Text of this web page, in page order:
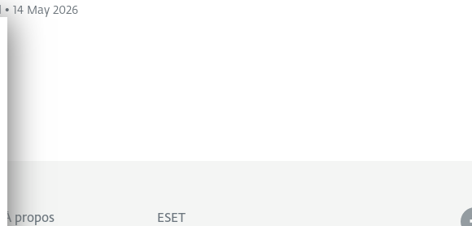
• 14 May 2026
À propos ESET